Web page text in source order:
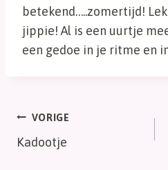
betekend…..zomertijd!
jippie! Al is een uurtje
een gedoe in je ritme en
Bericht
navigatie
VORIGE
Kadootje